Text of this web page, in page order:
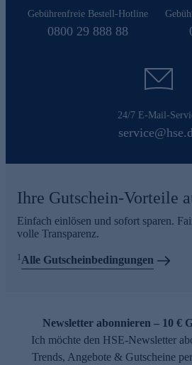
Gebührenfreie Bestell-Hotline
0800 29 888 88
24/7 E-Mail-
Ihre Gutschein-Vorteile
Einfach einlösen und sofort sparen.
volle Transparenz.
1Alle Gutscheinbedingungen
Newsletter abonnieren – 10 €
Ich möchte den HSE-Newsletter
Trends, Angebote & Gutscheine